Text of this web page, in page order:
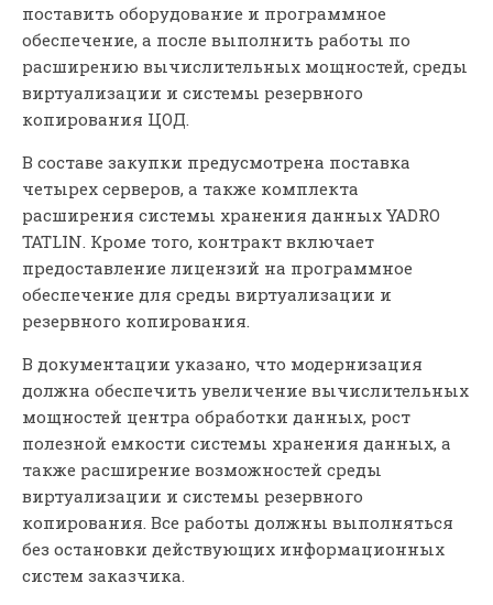
поставить оборудование и программное
обеспечение, а после выполнить работы по
расширению вычислительных мощностей, среды
виртуализации и системы резервного
копирования ЦОД.
В составе закупки предусмотрена поставка
четырех серверов, а также комплекта
расширения системы хранения данных YADRO
TATLIN. Кроме того, контракт включает
предоставление лицензий на программное
обеспечение для среды виртуализации и
резервного копирования.
В документации указано, что модернизация
должна обеспечить увеличение вычислительных
мощностей центра обработки данных, рост
полезной емкости системы хранения данных, а
также расширение возможностей среды
виртуализации и системы резервного
копирования. Все работы должны выполняться
без остановки действующих информационных
систем заказчика.